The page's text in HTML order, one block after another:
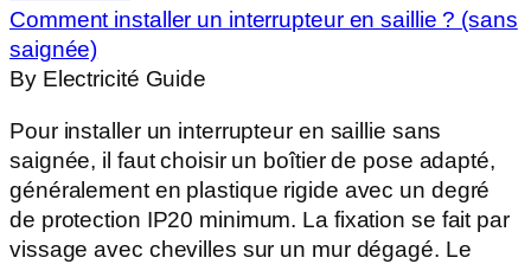
Comment installer un interrupteur en saillie ? (sans
saignée)
By Electricité Guide
Pour installer un interrupteur en saillie sans
saignée, il faut choisir un boîtier de pose adapté,
généralement en plastique rigide avec un degré
de protection IP20 minimum. La fixation se fait par
vissage avec chevilles sur un mur dégagé. Le